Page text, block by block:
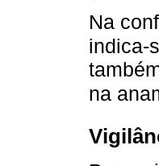
Na
indica-
na